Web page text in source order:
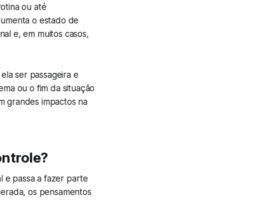
ou até
o estado de
e, em muitos casos,
ser passageira e
ou o fim da situação
grandes impactos na
e passa a fazer parte
os pensamentos